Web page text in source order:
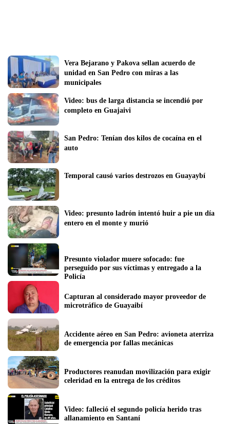
Vera Bejarano y Pakova sellan acuerdo de
unidad en San Pedro con miras a las
municipales
Video: bus de larga distancia se incendió por
completo en Guajaivi
San Pedro: Tenían dos kilos de cocaína en el
auto
Temporal causó varios destrozos en Guayaybí
Video: presunto ladrón intentó huir a pie un día
entero en el monte y murió
Presunto violador muere sofocado: fue
perseguido por sus víctimas y entregado a la
Policía
Capturan al considerado mayor proveedor de
microtráfico de Guayaibí
Accidente aéreo en San Pedro: avioneta aterriza
Productores reanudan movilización para exigir
celeridad en la entrega de los créditos
Video: falleció el segundo policía herido tras
allanamiento en Santaní